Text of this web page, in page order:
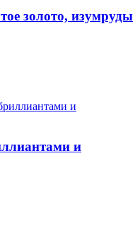
золото, изумруды
и